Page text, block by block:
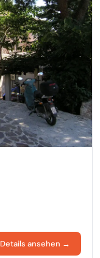
Details ansehen →